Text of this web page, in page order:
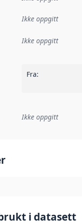
Ikke oppgitt
:
Ikke oppgitt
Fra:
Referanse til en
Ikke oppgitt
i datasett